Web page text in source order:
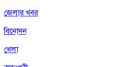
জেলার খবর
বিনোদন
খেলা